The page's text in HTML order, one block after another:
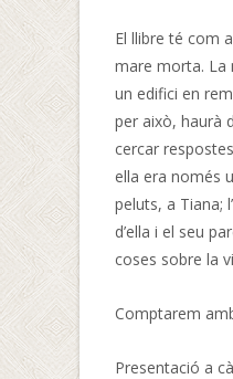
El llibre té com
mare morta. La
un edifici en
per això, haurà
cercar
ella era només
peluts, a Tiana;
d’ella i el seu
coses sobre la
Comptarem
Presentació a